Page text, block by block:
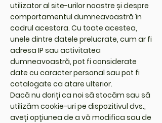
utilizator al site-urilor noastre și despre
comportamentul dumneavoastră în
cadrul acestora. Cu toate acestea,
unele dintre datele prelucrate, cum ar fi
adresa IP sau activitatea
dumneavoastră, pot fi considerate
date cu caracter personal sau pot fi
catalogate ca atare ulterior.
Dacă nu doriți ca noi să stocăm sau să
utilizăm cookie-uri pe dispozitivul dvs.,
aveți opțiunea de a vă modifica sau de